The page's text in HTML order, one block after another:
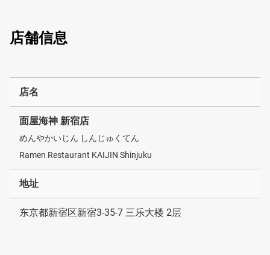
店舗信息
店名
面屋海神 新宿店
めんやかいじん しんじゅくてん
Ramen Restaurant KAIJIN Shinjuku
地址
东京都新宿区新宿3-35-7 三乐大楼 2层